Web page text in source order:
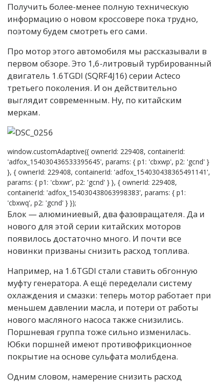
Получить более-менее полную техническую
информацию о новом кроссовере пока трудно,
поэтому будем смотреть его сами.
Про мотор этого автомобиля мы рассказывали в
первом обзоре. Это 1,6-литровый турбированный
двигатель 1.6TGDI (SQRF4J16) серии Acteco
третьего поколения. И он действительно
выглядит современным. Ну, по китайским
меркам.
window.customAdaptive({ ownerId: 229408, containerId:
'adfox_154030436533395645', params: { p1: 'cbxwp', p2: 'gcnd' }
}, { ownerId: 229408, containerId: 'adfox_154030438365491141',
params: { p1: 'cbxwr', p2: 'gcnd' } }, { ownerId: 229408,
containerId: 'adfox_154030438063998383', params: { p1:
'cbxwq', p2: 'gcnd' } });
Блок — алюминиевый, два фазовращателя. Да и
нового для этой серии китайских моторов
появилось достаточно много. И почти все
новинки призваны снизить расход топлива.
Например, на 1.6TGDI стали ставить обгонную
муфту генератора. А ещё переделали систему
охлаждения и смазки: теперь мотор работает при
меньшем давлении масла, и потери от работы
нового масляного насоса также снизились.
Поршневая группа тоже сильно изменилась.
Юбки поршней имеют противофрикционное
покрытие на основе сульфата молибдена.
Одним словом, намерение снизить расход